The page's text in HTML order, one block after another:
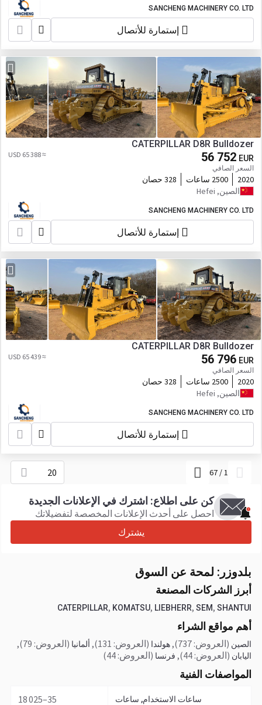
SANCHENG MACHINERY CO. LTD
إستمارة للأتصال
CATERPILLAR D8R Bulldozer
56 752 EUR
السعر الصافي
≈ 65 388 USD
2020 2500 ساعات
328 حصان
الصين, Hefei
SANCHENG MACHINERY CO. LTD
إستمارة للأتصال
CATERPILLAR D8R Bulldozer
56 796 EUR
السعر الصافي
≈ 65 439 USD
2020 2500 ساعات
328 حصان
الصين, Hefei
SANCHENG MACHINERY CO. LTD
إستمارة للأتصال
1
/
67
20
كن على اطلاع: اشترك في الإعلانات الجديدة
احصل على أحدث الإعلانات المخصصة لتفضيلاتك
يشترك
بلدوزر: لمحة عن السوق
أبرز الشركات المصنعة
CATERPILLAR, KOMATSU, LIEBHERR, SEM, SHANTUI
أهم مواقع الشراء
الصين (العروض: 737) ,هولندا (العروض: 131) , ألمانيا (العروض: 79) ,
اليابان (العروض: 44) , فرنسا (العروض: 44)
المواصفات الفنية
ساعات الاستخدام, ساعات 35–18 025